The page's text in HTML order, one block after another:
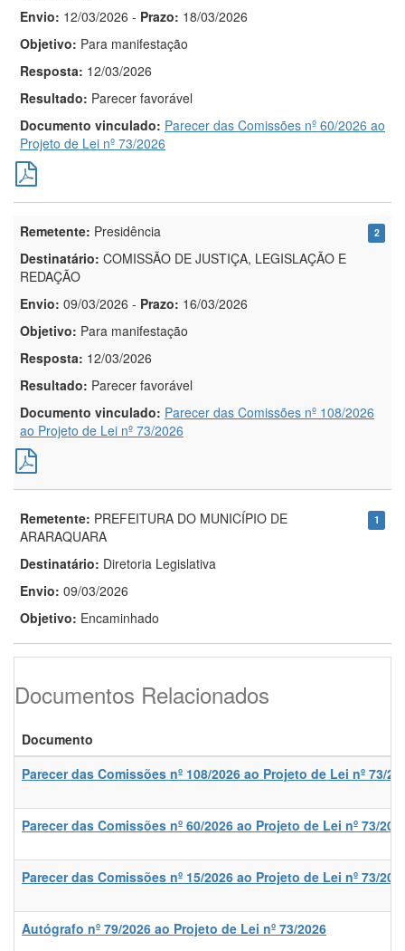
Envio: 12/03/2026 - Prazo: 18/03/2026
Objetivo: Para manifestação
Resposta: 12/03/2026
Resultado: Parecer favorável
Documento vinculado: Parecer das Comissões nº 60/2026 ao
Projeto de Lei nº 73/2026
2
Remetente: Presidência
Destinatário: COMISSÃO DE JUSTIÇA, LEGISLAÇÃO E
REDAÇÃO
Envio: 09/03/2026 - Prazo: 16/03/2026
Objetivo: Para manifestação
Resposta: 12/03/2026
Resultado: Parecer favorável
Documento vinculado: Parecer das Comissões nº 108/2026
ao Projeto de Lei nº 73/2026
1
Remetente: PREFEITURA DO MUNICÍPIO DE
ARARAQUARA
Destinatário: Diretoria Legislativa
Envio: 09/03/2026
Objetivo: Encaminhado
Documentos Relacionados
Documento
Parecer das Comissões nº 108/2026 ao Projeto de Lei nº 73/
Parecer das Comissões nº 60/2026 ao Projeto de Lei nº 73/
Parecer das Comissões nº 15/2026 ao Projeto de Lei nº 73/
Autógrafo nº 79/2026 ao Projeto de Lei nº 73/2026